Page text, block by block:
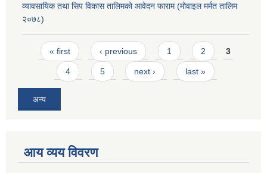
व्यावसायिक तथा सिप विकास तालिमको आवेदन फाराम (मोवाइल मर्मत तालिम
२०७८)
Pages
« first ‹ previous 1 2 3
4 5 next › last »
अन्य
आय व्यय विवरण